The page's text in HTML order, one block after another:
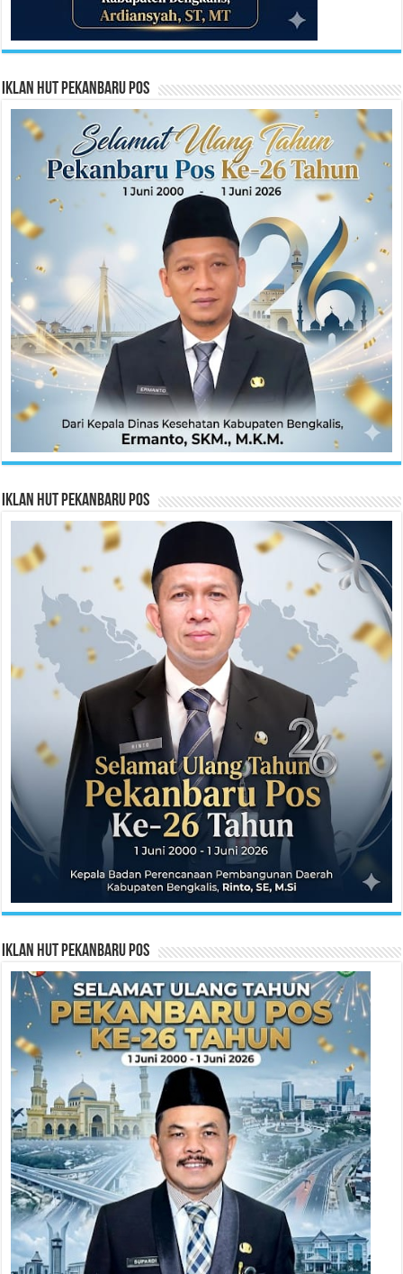
Iklan HUT Pekanbaru Pos
Iklan HUT Pekanbaru Pos
Iklan HUT Pekanbaru Pos